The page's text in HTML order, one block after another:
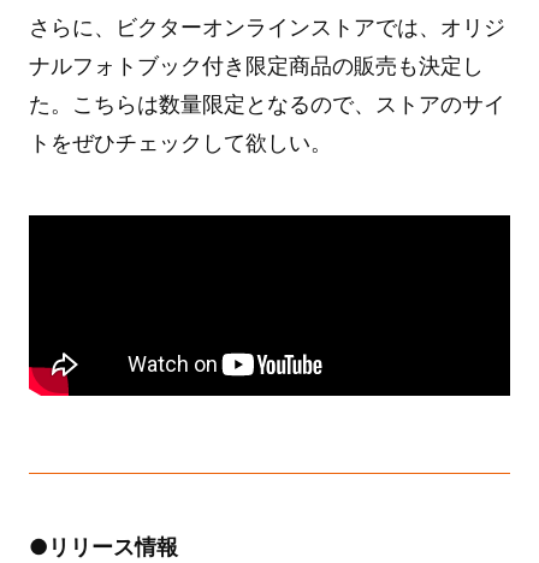
さらに、ビクターオンラインストアでは、オリジ
ナルフォトブック付き限定商品の販売も決定し
た。こちらは数量限定となるので、ストアのサイ
トをぜひチェックして欲しい。
●リリース情報